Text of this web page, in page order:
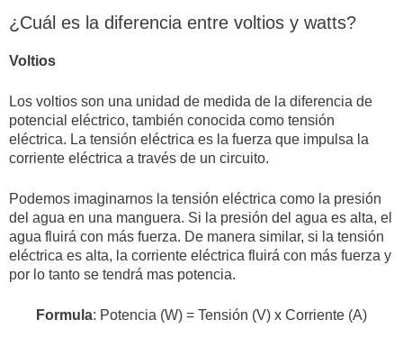
¿Cuál es la diferencia entre voltios y watts?
Voltios
Los voltios son una unidad de medida de la diferencia de
potencial eléctrico, también conocida como tensión
eléctrica. La tensión eléctrica es la fuerza que impulsa la
corriente eléctrica a través de un circuito.
Podemos imaginarnos la tensión eléctrica como la presión
del agua en una manguera. Si la presión del agua es alta, el
agua fluirá con más fuerza. De manera similar, si la tensión
eléctrica es alta, la corriente eléctrica fluirá con más fuerza y
por lo tanto se tendrá mas potencia.
Formula: Potencia (W) = Tensión (V) x Corriente (A)